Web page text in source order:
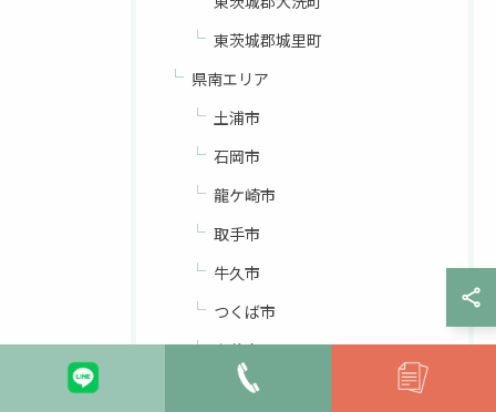
東茨城郡城里町
県南エリア
土浦市
石岡市
龍ケ崎市
取手市
牛久市
つくば市
守谷市
稲敷市